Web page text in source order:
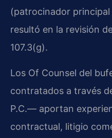
(patrocinador principal
resultó en la revisión
107.3(g).
Los Of Counsel del
contratados a través
P.C.— aportan
contractual, litigio